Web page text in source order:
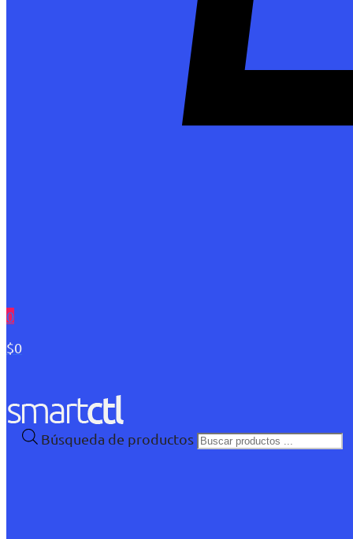
0
$0
Búsqueda de productos